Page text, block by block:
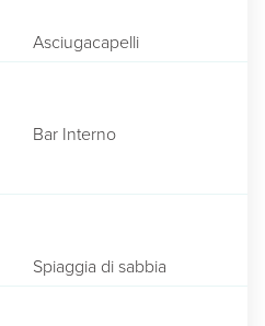
Asciugacapelli
Bar Interno
Spiaggia di sabbia